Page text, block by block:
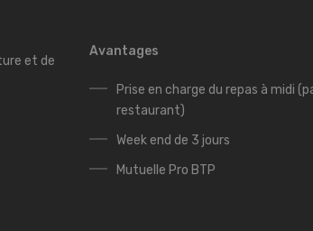
et de
Avantages
Prise en charge du repas à midi
restaurant)
Week end de 3 jours
Mutuelle Pro BTP